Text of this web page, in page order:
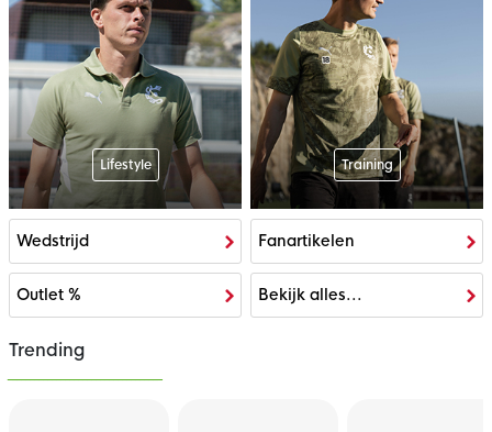
Lifestyle Training
Wedstrijd Fanartikelen
Outlet % Bekijk alles...
Trending